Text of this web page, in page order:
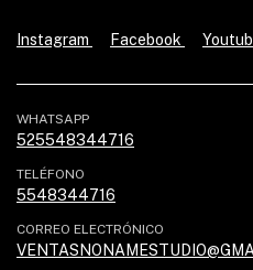
Instagram Facebook
WHATSAPP
525548344716
TELÉFONO
5548344716
CORREO ELECTRÓNICO